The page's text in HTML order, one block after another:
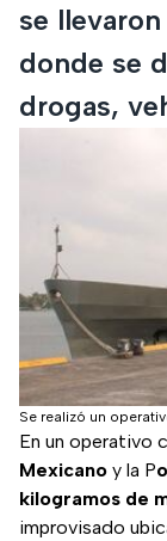
se
donde se
drogas,
Se realizó un
En un operativo
Mexicano y la P
kilogramos de
improvisado